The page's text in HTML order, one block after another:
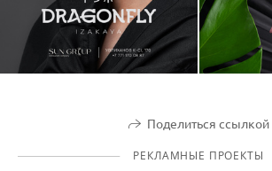
Поделиться ссылкой
РЕКЛАМНЫЕ ПРОЕКТЫ